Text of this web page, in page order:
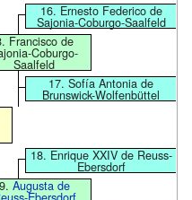
16. Ernesto Federico de
Sajonia-Coburgo-Saalfeld
Francisco de
Coburgo-
Saalfeld
17. Sofía Antonia de
Brunswick-Wolfenbüttel
18. Enrique XXIV de Reuss-
Ebersdorf
Augusta de